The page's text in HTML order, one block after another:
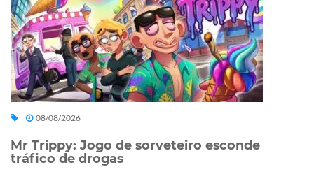
08/08/2026
Mr Trippy: Jogo de sorveteiro esconde
tráfico de drogas